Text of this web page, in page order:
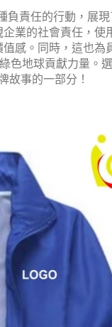
負責任的行動，展
業的社會責任，使
感。同時，這也為
色地球貢獻力量。
故事的一部分！